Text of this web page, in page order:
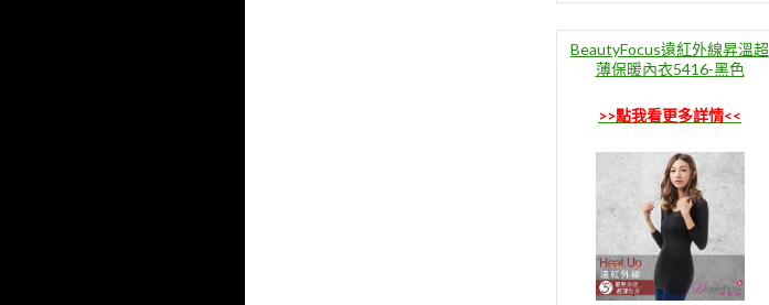
BeautyFocus遠紅外線昇溫超
薄保暖內衣5416-黑色
>>點我看更多詳情<<